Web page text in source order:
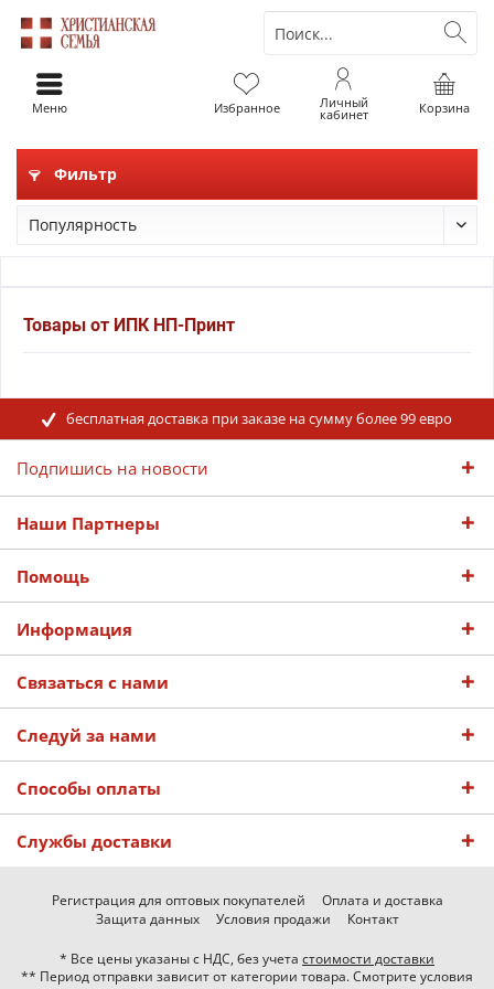
Корзина
Избранное Личный
кабинет
Меню
Фильтр
Товары от ИПК НП-Принт
бесплатная доставка при заказе на сумму более 99 евро
Подпишись на новости
Наши Партнеры
Помощь
Информация
Связаться с нами
Следуй за нами
Способы оплаты
Службы доставки
Регистрация для оптовых покупателей
Оплата и доставка
Защита данных
Условия продажи Контакт
* Все цены указаны с НДС, без учета стоимости доставки
** Период отправки зависит от категории товара. Смотрите условия